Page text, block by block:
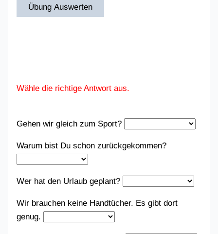
Übung Auswerten
Wähle die richtige Antwort aus.
Gehen wir gleich zum Sport?
Warum bist Du schon zurückgekommen?
Wer hat den Urlaub geplant?
Wir brauchen keine Handtücher. Es gibt dort
genug.